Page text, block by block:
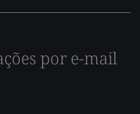
por e-mail